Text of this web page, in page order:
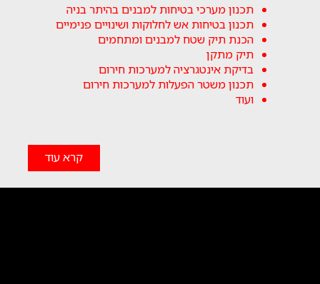
תכנון מערכי בטיחות למבנים בהיתר בניה
תכנון בטיחות אש לחלוקות ושינויים פנימיים
הכנת תיק שטח למבנים ומתחמים
תיק מתקן
בדיקת אינטגרציה למערכות חירום
תכנון משטר הפעלות למערכות חירום
ועוד
קרא עוד